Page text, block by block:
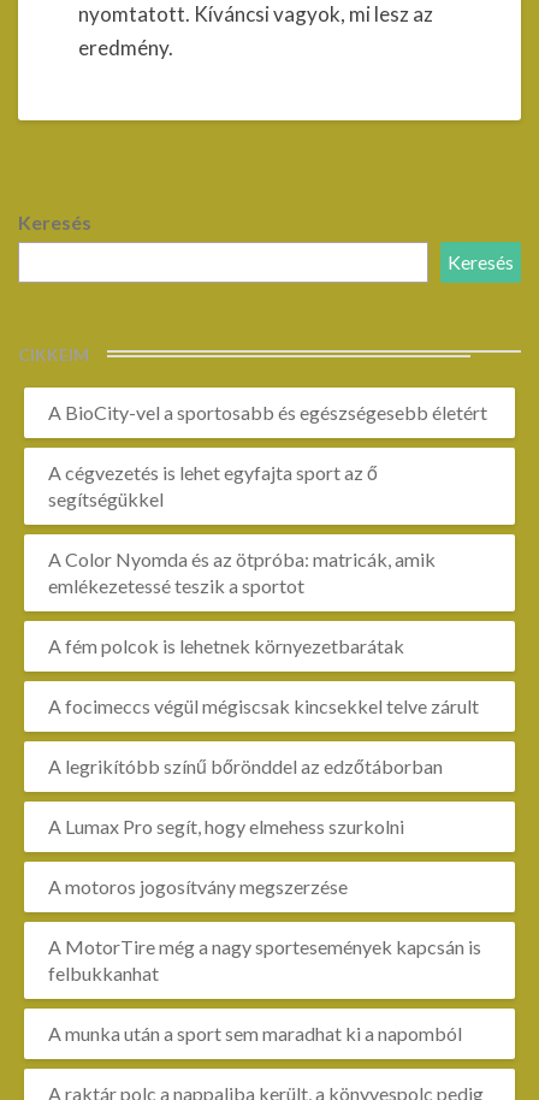
nyomtatott. Kíváncsi vagyok, mi lesz az
eredmény.
Keresés
Keresés
CIKKEIM
A BioCity-vel a sportosabb és egészségesebb életért
A cégvezetés is lehet egyfajta sport az ő
segítségükkel
A Color Nyomda és az ötpróba: matricák, amik
emlékezetessé teszik a sportot
A fém polcok is lehetnek környezetbarátak
A focimeccs végül mégiscsak kincsekkel telve zárult
A legrikítóbb színű bőrönddel az edzőtáborban
A Lumax Pro segít, hogy elmehess szurkolni
A motoros jogosítvány megszerzése
A MotorTire még a nagy sportesemények kapcsán is
felbukkanhat
A munka után a sport sem maradhat ki a napomból
A raktár polc a nappaliba került, a könyvespolc pedig